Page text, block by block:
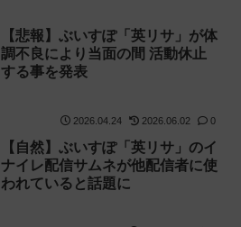
【悲報】ぶいすぽ「英リサ」が体
調不良により当面の間 活動休止
する事を発表
2026.04.24 2026.06.02 0
【自然】ぶいすぽ「英リサ」のイ
ナイレ配信サムネが他配信者に使
われていると話題に